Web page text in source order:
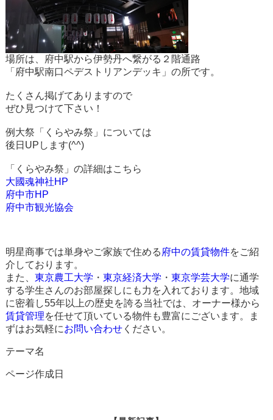
場所は、府中駅から伊勢丹へ繋がる２階通路
「府中駅南口ペデストリアンデッキ」の所です。
たくさん掲げてありますので
ぜひ見つけて下さい！
例大祭「くらやみ祭」については
後日UPします(^^)
「くらやみ祭」の詳細はこちら
大國魂神社HP
府中市HP
府中市観光協会
明星商事では単身やご家族で住める府中の賃貸物件をご紹
介しております。
また、 東京農工大学 ・ 東京経済大学 ・ 東京学芸大学に通学
する学生さんのお部屋探しにも力を入れております。地域
に密着し55年以上の歴史を誇る当社では、オーナー様から
賃貸管理を任せて頂いている物件も豊富にございます。ま
ずはお気軽にお問い合わせください。
テーマ名
ページ作成日